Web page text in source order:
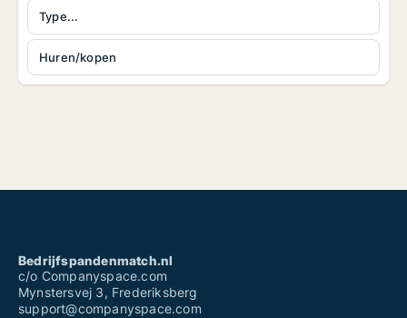
Type...
Huren/kopen
Bedrijfspandenmatch.nl
c/o Companyspace.com
Mynstersvej 3, Frederiksberg
support@companyspace.com